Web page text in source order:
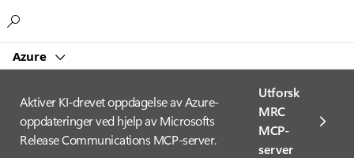
Azure
Aktiver KI-drevet oppdagelse av Azure-
oppdateringer ved hjelp av Microsofts
Release Communications MCP-server.
Utforsk
MRC
MCP-
server